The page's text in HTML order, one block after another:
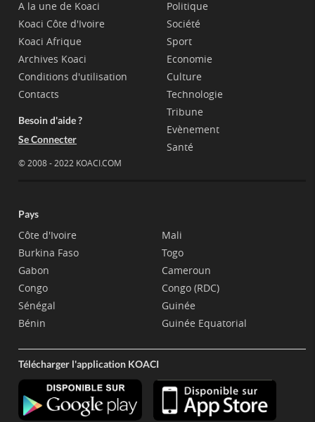
A la une de Koaci
Koaci Côte d'Ivoire
Koaci Afrique
Archives Koaci
Conditions d'utilisation
Contacts
Besoin d'aide ?
Se Connecter
© 2008 - 2022 KOACI.COM
Politique
Société
Sport
Economie
Culture
Technologie
Tribune
Evènement
Santé
Pays
Côte d'Ivoire
Burkina Faso
Gabon
Congo
Sénégal
Bénin
Mali
Togo
Cameroun
Congo (RDC)
Guinée
Guinée Equatorial
Télécharger l'application KOACI